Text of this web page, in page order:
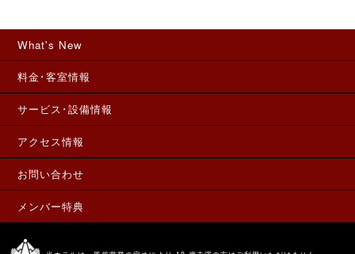
What's New
料金･客室情報
サービス･設備情報
アクセス情報
お問い合わせ
メンバー特典